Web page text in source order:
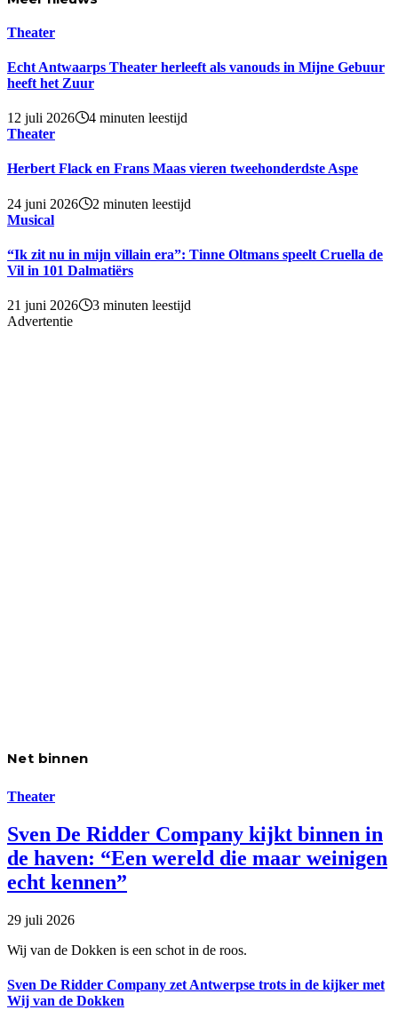
Theater
Echt Antwaarps Theater herleeft als vanouds in Mijne Gebuur
heeft het Zuur
12 juli 2026
4 minuten leestijd
Theater
Herbert Flack en Frans Maas vieren tweehonderdste Aspe
24 juni 2026
2 minuten leestijd
Musical
“Ik zit nu in mijn villain era”: Tinne Oltmans speelt Cruella de
Vil in 101 Dalmatiërs
21 juni 2026
3 minuten leestijd
Advertentie
Net binnen
Theater
Sven De Ridder Company kijkt binnen in
de haven: “Een wereld die maar weinigen
echt kennen”
29 juli 2026
Wij van de Dokken is een schot in de roos.
Sven De Ridder Company zet Antwerpse trots in de kijker met
Wij van de Dokken